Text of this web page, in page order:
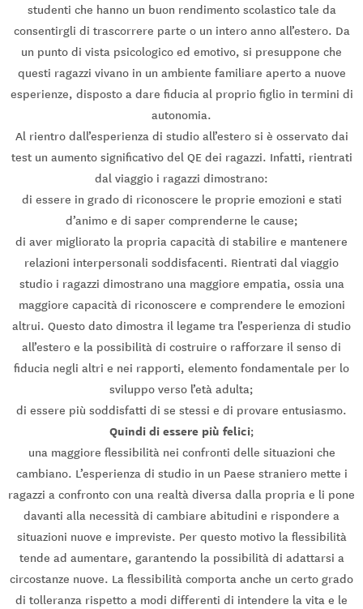
studenti che hanno un buon rendimento scolastico tale da
consentirgli di trascorrere parte o un intero anno all’estero. Da
un punto di vista psicologico ed emotivo, si presuppone che
questi ragazzi vivano in un ambiente familiare aperto a nuove
esperienze, disposto a dare fiducia al proprio figlio in termini di
autonomia.
Al rientro dall’esperienza di studio all’estero si è osservato dai
test un aumento significativo del QE dei ragazzi. Infatti, rientrati
dal viaggio i ragazzi dimostrano:
di essere in grado di riconoscere le proprie emozioni e stati
d’animo e di saper comprenderne le cause;
di aver migliorato la propria capacità di stabilire e mantenere
relazioni interpersonali soddisfacenti. Rientrati dal viaggio
studio i ragazzi dimostrano una maggiore empatia, ossia una
maggiore capacità di riconoscere e comprendere le emozioni
altrui. Questo dato dimostra il legame tra l’esperienza di studio
all’estero e la possibilità di costruire o rafforzare il senso di
fiducia negli altri e nei rapporti, elemento fondamentale per lo
sviluppo verso l’età adulta;
di essere più soddisfatti di se stessi e di provare entusiasmo.
Quindi di essere più felici;
una maggiore flessibilità nei confronti delle situazioni che
cambiano. L’esperienza di studio in un Paese straniero mette i
ragazzi a confronto con una realtà diversa dalla propria e li pone
davanti alla necessità di cambiare abitudini e rispondere a
situazioni nuove e impreviste. Per questo motivo la flessibilità
tende ad aumentare, garantendo la possibilità di adattarsi a
circostanze nuove. La flessibilità comporta anche un certo grado
di tolleranza rispetto a modi differenti di intendere la vita e le